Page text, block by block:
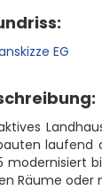
laufend
modernisiert
Räume oder